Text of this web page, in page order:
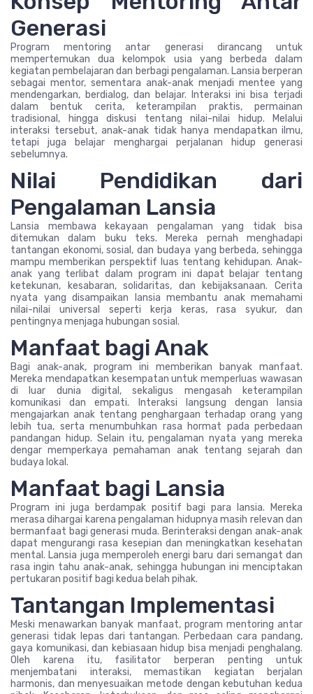
Generasi
Program mentoring antar generasi dirancang untuk
mempertemukan dua kelompok usia yang berbeda dalam
kegiatan pembelajaran dan berbagi pengalaman. Lansia berperan
sebagai mentor, sementara anak-anak menjadi mentee yang
mendengarkan, berdialog, dan belajar. Interaksi ini bisa terjadi
dalam bentuk cerita, keterampilan praktis, permainan
tradisional, hingga diskusi tentang nilai-nilai hidup. Melalui
interaksi tersebut, anak-anak tidak hanya mendapatkan ilmu,
tetapi juga belajar menghargai perjalanan hidup generasi
sebelumnya.
Nilai Pendidikan dari
Pengalaman Lansia
Lansia membawa kekayaan pengalaman yang tidak bisa
ditemukan dalam buku teks. Mereka pernah menghadapi
tantangan ekonomi, sosial, dan budaya yang berbeda, sehingga
mampu memberikan perspektif luas tentang kehidupan. Anak-
anak yang terlibat dalam program ini dapat belajar tentang
ketekunan, kesabaran, solidaritas, dan kebijaksanaan. Cerita
nyata yang disampaikan lansia membantu anak memahami
nilai-nilai universal seperti kerja keras, rasa syukur, dan
pentingnya menjaga hubungan sosial.
Manfaat bagi Anak
Bagi anak-anak, program ini memberikan banyak manfaat.
Mereka mendapatkan kesempatan untuk memperluas wawasan
di luar dunia digital, sekaligus mengasah keterampilan
komunikasi dan empati. Interaksi langsung dengan lansia
mengajarkan anak tentang penghargaan terhadap orang yang
lebih tua, serta menumbuhkan rasa hormat pada perbedaan
pandangan hidup. Selain itu, pengalaman nyata yang mereka
dengar memperkaya pemahaman anak tentang sejarah dan
budaya lokal.
Manfaat bagi Lansia
Program ini juga berdampak positif bagi para lansia. Mereka
merasa dihargai karena pengalaman hidupnya masih relevan dan
bermanfaat bagi generasi muda. Berinteraksi dengan anak-anak
dapat mengurangi rasa kesepian dan meningkatkan kesehatan
mental. Lansia juga memperoleh energi baru dari semangat dan
rasa ingin tahu anak-anak, sehingga hubungan ini menciptakan
pertukaran positif bagi kedua belah pihak.
Tantangan Implementasi
Meski menawarkan banyak manfaat, program mentoring antar
generasi tidak lepas dari tantangan. Perbedaan cara pandang,
gaya komunikasi, dan kebiasaan hidup bisa menjadi penghalang.
Oleh karena itu, fasilitator berperan penting untuk
menjembatani interaksi, memastikan kegiatan berjalan
harmonis, dan menyesuaikan metode dengan kebutuhan kedua